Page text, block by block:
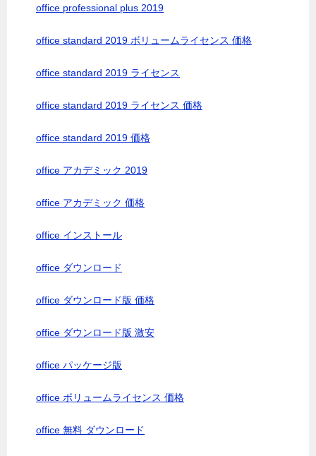
office professional plus 2019
office standard 2019 ボリュームライセンス 価格
office standard 2019 ライセンス
office standard 2019 ライセンス 価格
office standard 2019 価格
office アカデミック 2019
office アカデミック 価格
office インストール
office ダウンロード
office ダウンロード版 価格
office ダウンロード版 激安
office パッケージ版
office ボリュームライセンス 価格
office 無料 ダウンロード